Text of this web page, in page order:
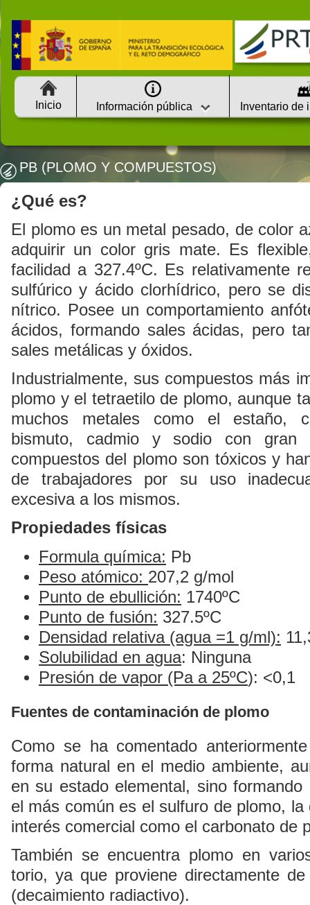
Inicio Información pública Inventario de
PB (PLOMO Y COMPUESTOS)
¿Qué es?
El plomo es un metal pesado, de color
adquirir un color gris mate. Es
facilidad a 327.4ºC. Es relativamente
sulfúrico y ácido clorhídrico, pero se
nítrico. Posee un comportamiento
ácidos, formando sales ácidas, pero
sales metálicas y óxidos.
Industrialmente, sus compuestos más
plomo y el tetraetilo de plomo, aunque
muchos metales como el estaño,
bismuto, cadmio y sodio con gran
compuestos del plomo son tóxicos y
de trabajadores por su uso
excesiva a los mismos.
Propiedades físicas
Formula química: Pb
Peso atómico: 207,2 g/mol
Punto de ebullición: 1740ºC
Punto de fusión: 327.5ºC
Densidad relativa (agua =1 g/ml):
Solubilidad en agua: Ninguna
Presión de vapor (Pa a 25ºC): <0,1
Fuentes de contaminación de plomo
Como se ha comentado
forma natural en el medio ambiente,
en su estado elemental, sino
el más común es el sulfuro de plomo,
interés comercial como el carbonato de
También se encuentra plomo en
torio, ya que proviene directamente
(decaimiento radiactivo).